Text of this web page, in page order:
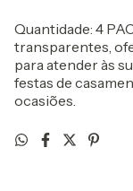
Quantidade: 4
transparentes,
para atender às
festas de
ocasiões.